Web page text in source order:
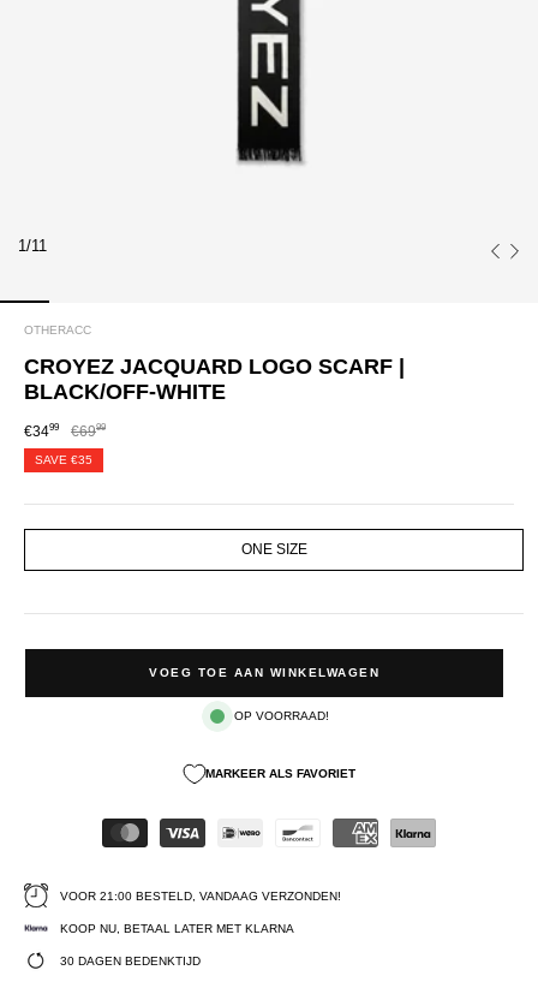
1/11
OTHERACC
CROYEZ JACQUARD LOGO SCARF |
BLACK/OFF-WHITE
€3499 €6999
SAVE €35
SIZE
ONE SIZE
VOEG TOE AAN WINKELWAGEN
OP VOORRAAD!
MARKEER ALS FAVORIET
VOOR 21:00 BESTELD, VANDAAG VERZONDEN!
KOOP NU, BETAAL LATER MET KLARNA
30 DAGEN BEDENKTIJD